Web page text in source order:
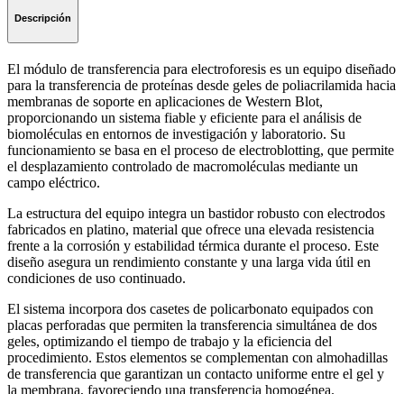
Descripción
El módulo de transferencia para electroforesis es un equipo diseñado
para la transferencia de proteínas desde geles de poliacrilamida hacia
membranas de soporte en aplicaciones de Western Blot,
proporcionando un sistema fiable y eficiente para el análisis de
biomoléculas en entornos de investigación y laboratorio. Su
funcionamiento se basa en el proceso de electroblotting, que permite
el desplazamiento controlado de macromoléculas mediante un
campo eléctrico.
La estructura del equipo integra un bastidor robusto con electrodos
fabricados en platino, material que ofrece una elevada resistencia
frente a la corrosión y estabilidad térmica durante el proceso. Este
diseño asegura un rendimiento constante y una larga vida útil en
condiciones de uso continuado.
El sistema incorpora dos casetes de policarbonato equipados con
placas perforadas que permiten la transferencia simultánea de dos
geles, optimizando el tiempo de trabajo y la eficiencia del
procedimiento. Estos elementos se complementan con almohadillas
de transferencia que garantizan un contacto uniforme entre el gel y
la membrana, favoreciendo una transferencia homogénea.